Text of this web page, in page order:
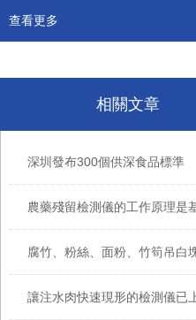
查看更多
相關文章
深圳發布300個供深食品標準
農藥殘留檢測儀的工作原理是
腐竹、粉絲、面粉、竹筍吊白
讓注水肉快速現形的檢測儀已